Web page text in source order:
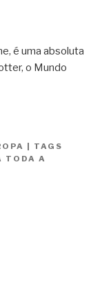
é uma absoluta
o Mundo
TAGS
TODA A